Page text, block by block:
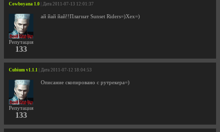
Cowboyana 1.0 | Дата 2011-07-13 12:01:37
Репутация
133
ай йай йай!!Плагиат Sunset Riders=)Хех=)
Cubium v1.1.1 | Дата 2011-07-12 18:04:53
Репутация
133
Описание скопировано с рутрекера=)